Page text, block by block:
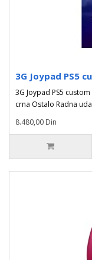
3G Joypad PS5
3G Joypad PS5
crna Ostalo Radna
8.480,00 Din